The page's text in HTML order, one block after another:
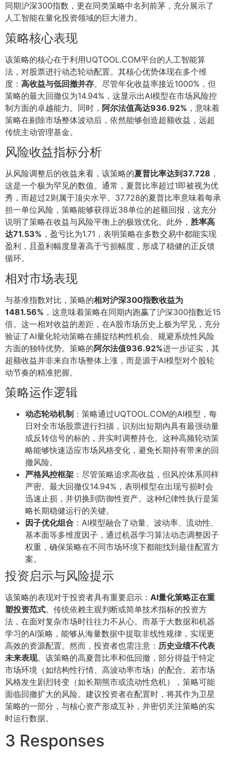
同期沪深300指数，更在同类策略中名列前茅，充分展示了
人工智能在量化投资领域的巨大潜力。
策略核心表现
该策略的核心在于利用UQTOOL.COM平台的人工智能算
法，对股票进行动态轮动配置。其核心优势体现在多个维
度： 高收益与低回撤并存。尽管年化收益率接近1000%，但
策略的最大回撤仅为14.94%，这显示出AI模型在市场风险控
制方面的卓越能力。同时， 阿尔法值高达936.92% ，意味着
策略在剔除市场整体波动后，依然能够创造超额收益，远超
传统主动管理基金。
风险收益指标分析
从风险调整后的收益来看，该策略的夏普比率达到37.728 ，
这是一个极为罕见的数值。通常，夏普比率超过1即被视为优
秀，而超过2则属于顶尖水平。37.728的夏普比率意味着每承
担一单位风险，策略能够获得近38单位的超额回报，这充分
说明了策略在收益与风险平衡上的极致优化。此外， 胜率高
达71.53% ，盈亏比为1.71，表明策略在多数交易中都能实现
盈利，且盈利幅度显著高于亏损幅度，形成了稳健的正反馈
循环。
相对市场表现
与基准指数对比，策略的相对沪深300指数收益为
1481.56% ，这意味着策略在同期内跑赢了沪深300指数近15
倍。这一相对收益的差距，在A股市场历史上极为罕见，充分
验证了AI量化轮动策略在捕捉结构性机会、规避系统性风险
方面的独特优势。策略的阿尔法值936.92%进一步证实，其
超额收益并非来自市场整体上涨，而是源于AI模型对个股轮
动节奏的精准把握。
策略运作逻辑
动态轮动机制 ：策略通过UQTOOL.COM的AI模型，每
日对全市场股票进行扫描，识别出短期内具有最强动量
或反转信号的标的，并实时调整持仓。这种高频轮动策
略能够快速适应市场风格变化，避免长期持有带来的回
撤风险。
严格风控框架 ：尽管策略追求高收益，但风控体系同样
严密。最大回撤仅14.94%，表明模型在出现亏损时会
迅速止损，并切换到防御性资产。这种纪律性执行是策
略长期稳健运行的关键。
因子优化组合 ：AI模型融合了动量、波动率、流动性、
基本面等多维度因子，通过机器学习算法动态调整因子
权重，确保策略在不同市场环境下都能找到最佳配置方
案。
投资启示与风险提示
该策略的表现对于投资者具有重要启示： AI量化策略正在重
塑投资范式。传统依赖主观判断或简单技术指标的投资方
法，在面对复杂市场时往往力不从心。而基于大数据和机器
学习的AI策略，能够从海量数据中提取非线性规律，实现更
高效的资源配置。然而，投资者也需注意： 历史业绩不代表
未来表现。该策略的高夏普比率和低回撤，部分得益于特定
市场环境（如结构性行情、高波动率市场）的配合。若市场
风格发生剧烈转变（如长期熊市或流动性危机），策略可能
面临回撤扩大的风险。建议投资者在配置时，将其作为卫星
策略的一部分，与核心资产形成互补，并密切关注策略的实
时运行数据。
3 Responses